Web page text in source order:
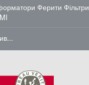
Ферити Фільтри